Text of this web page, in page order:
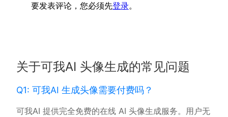
要发表评论，您必须先登录。
关于可我AI 头像生成的常见问题
Q1: 可我AI 生成头像需要付费吗？
可我AI 提供完全免费的在线 AI 头像生成服务。用户无